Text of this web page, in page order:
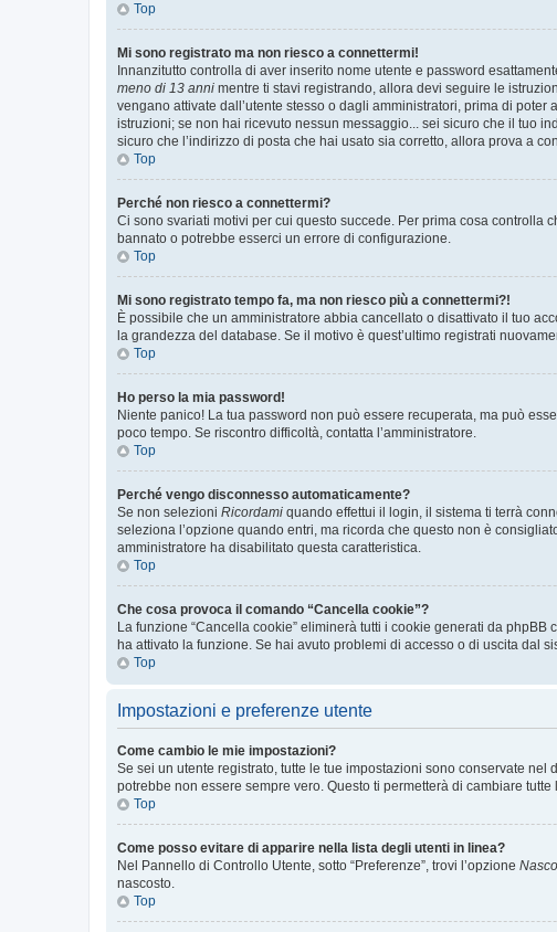
Top
Mi sono registrato ma non riesco a connettermi!
Innanzitutto controlla di aver inserito nome utente e password
meno di 13 anni mentre ti stavi registrando, allora devi seguire le
vengano attivate dall’utente stesso o dagli amministratori, prima di
istruzioni; se non hai ricevuto nessun messaggio... sei sicuro che il tuo
sicuro che l’indirizzo di posta che hai usato sia corretto, allora prova a
Top
Perché non riesco a connettermi?
Ci sono svariati motivi per cui questo succede. Per prima cosa controlla
bannato o potrebbe esserci un errore di configurazione.
Top
Mi sono registrato tempo fa, ma non riesco più a connettermi?!
È possibile che un amministratore abbia cancellato o disattivato il tuo
la grandezza del database. Se il motivo è quest’ultimo registrati
Top
Ho perso la mia password!
Niente panico! La tua password non può essere recuperata, ma può
poco tempo. Se riscontro difficoltà, contatta l’amministratore.
Top
Perché vengo disconnesso automaticamente?
Se non selezioni Ricordami quando effettui il login, il sistema ti terrà
seleziona l’opzione quando entri, ma ricorda che questo non è
amministratore ha disabilitato questa caratteristica.
Top
Che cosa provoca il comando “Cancella cookie”?
La funzione “Cancella cookie” eliminerà tutti i cookie generati da
ha attivato la funzione. Se hai avuto problemi di accesso o di uscita dal
Top
Impostazioni e preferenze utente
Come cambio le mie impostazioni?
Se sei un utente registrato, tutte le tue impostazioni sono conservate
potrebbe non essere sempre vero. Questo ti permetterà di cambiare
Top
Come posso evitare di apparire nella lista degli utenti in linea?
Nel Pannello di Controllo Utente, sotto “Preferenze”, trovi l’opzione
nascosto.
Top